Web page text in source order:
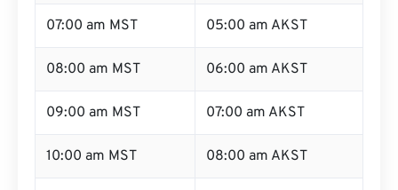
07:00 am MST 05:00 am AKST
08:00 am MST 06:00 am AKST
09:00 am MST 07:00 am AKST
10:00 am MST 08:00 am AKST